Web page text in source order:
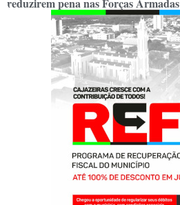
reduzirem pena nas Forças Armadas